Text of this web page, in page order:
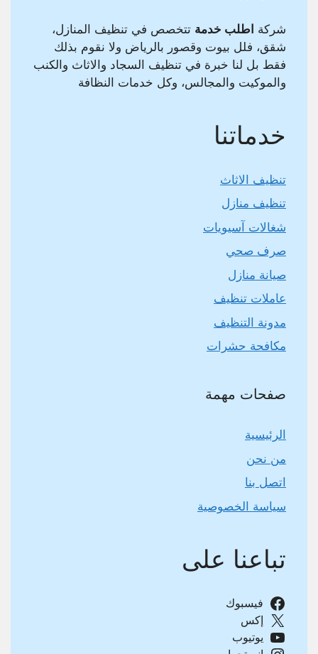
شركة اطلب خدمة تتخصص في تنظيف المنازل،
شقق، فلل بيوت وقصور بالرياض ولا نقوم بذلك
فقط بل لنا خبرة في تنظيف السجاد والاثاث والكنب
والموكيت والمجالس، وكل خدمات النظافة
خدماتنا
تنظيف الاثاث
تنظيف منازل
شغالات آسيويات
صرف صحي
صيانة منازل
عاملات تنظيف
مدونة التنظيف
مكافحة حشرات
صفحات مهمة
الرئيسية
من نحن
اتصل بنا
سياسة الخصوصية
تباعنا على
فيسبوك
إكس
يوتيوب